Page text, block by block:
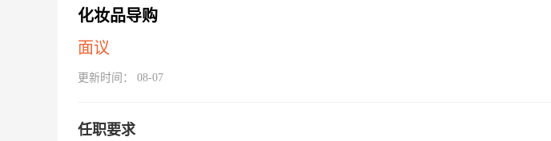
化妆品导购
面议
更新时间： 08-07
任职要求